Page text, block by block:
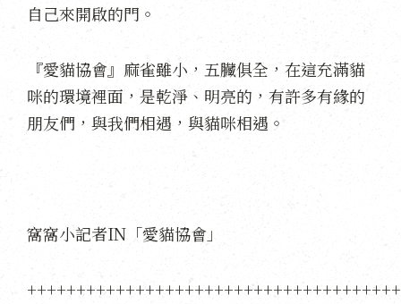
自己來開啟的門。
『愛貓協會』麻雀雖小，五臟俱全，在這充滿貓
咪的環境裡面，是乾淨、明亮的，有許多有緣的
朋友們，與我們相遇，與貓咪相遇。
窩窩小記者IN「愛貓協會」